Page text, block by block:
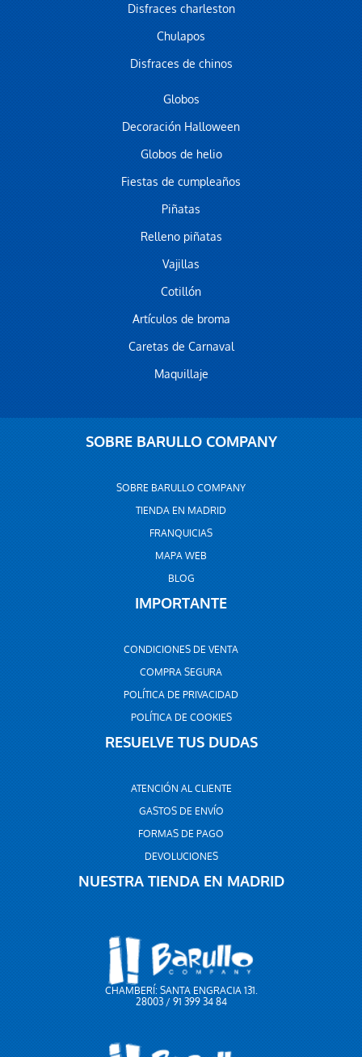
Disfraces charleston
Chulapos
Disfraces de chinos
Globos
Decoración Halloween
Globos de helio
Fiestas de cumpleaños
Piñatas
Relleno piñatas
Vajillas
Cotillón
Artículos de broma
Caretas de Carnaval
Maquillaje
SOBRE BARULLO COMPANY
SOBRE BARULLO COMPANY
TIENDA EN MADRID
FRANQUICIAS
MAPA WEB
BLOG
IMPORTANTE
CONDICIONES DE VENTA
COMPRA SEGURA
POLÍTICA DE PRIVACIDAD
POLÍTICA DE COOKIES
RESUELVE TUS DUDAS
ATENCIÓN AL CLIENTE
GASTOS DE ENVÍO
FORMAS DE PAGO
DEVOLUCIONES
NUESTRA TIENDA EN MADRID
CHAMBERÍ: SANTA ENGRACIA 131.
28003 / 91 399 34 84